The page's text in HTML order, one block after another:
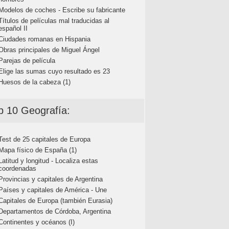
de coches - Escribe su fabricante
de películas mal traducidas al
II
romanas en Hispania
principales de Miguel Ángel
de película
las sumas cuyo resultado es 23
de la cabeza (1)
10 Geografía:
de 25 capitales de Europa
físico de España (1)
y longitud - Localiza estas
y capitales de Argentina
y capitales de América - Une
de Europa (también Eurasia)
de Córdoba, Argentina
y océanos (I)